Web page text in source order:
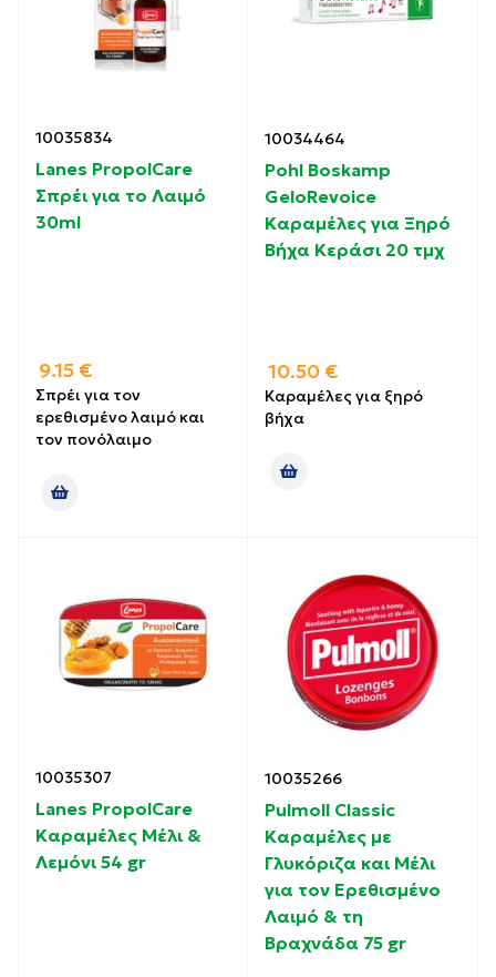
10035834
Lanes PropolCare
Σπρέι για το Λαιμό
30ml
9.15 €
Σπρέι για τον
ερεθισμένο λαιμό και
τον πονόλαιμο
10034464
Pohl Boskamp
GeloRevoice
Καραμέλες για Ξηρό
Βήχα Κεράσι 20 τμχ
10.50 €
Καραμέλες για ξηρό
βήχα
10035307
Lanes PropolCare
Kαραμέλες Μέλι &
Λεμόνι 54 gr
10035266
Pulmoll Classic
Καραμέλες με
Γλυκόριζα και Μέλι
για τον Ερεθισμένο
Λαιμό & τη
Βραχνάδα 75 gr